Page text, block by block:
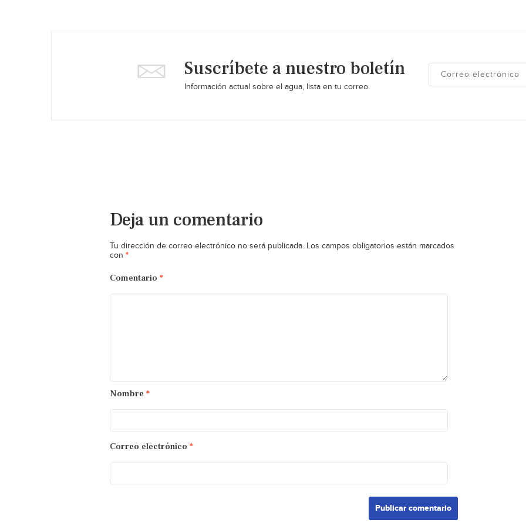
Suscríbete a nuestro boletín
Información actual sobre el agua, lista en tu correo.
Deja un comentario
Tu dirección de correo electrónico no será publicada. Los campos obligatorios están marcados
con *
Comentario *
Nombre *
Correo electrónico *